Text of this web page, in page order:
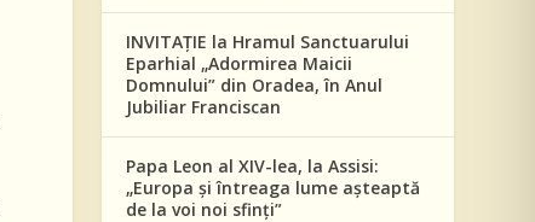
INVITAȚIE la Hramul Sanctuarului
Eparhial „Adormirea Maicii
Domnului” din Oradea, în Anul
Jubiliar Franciscan
Papa Leon al XIV-lea, la Assisi:
„Europa și întreaga lume așteaptă
de la voi noi sfinți”